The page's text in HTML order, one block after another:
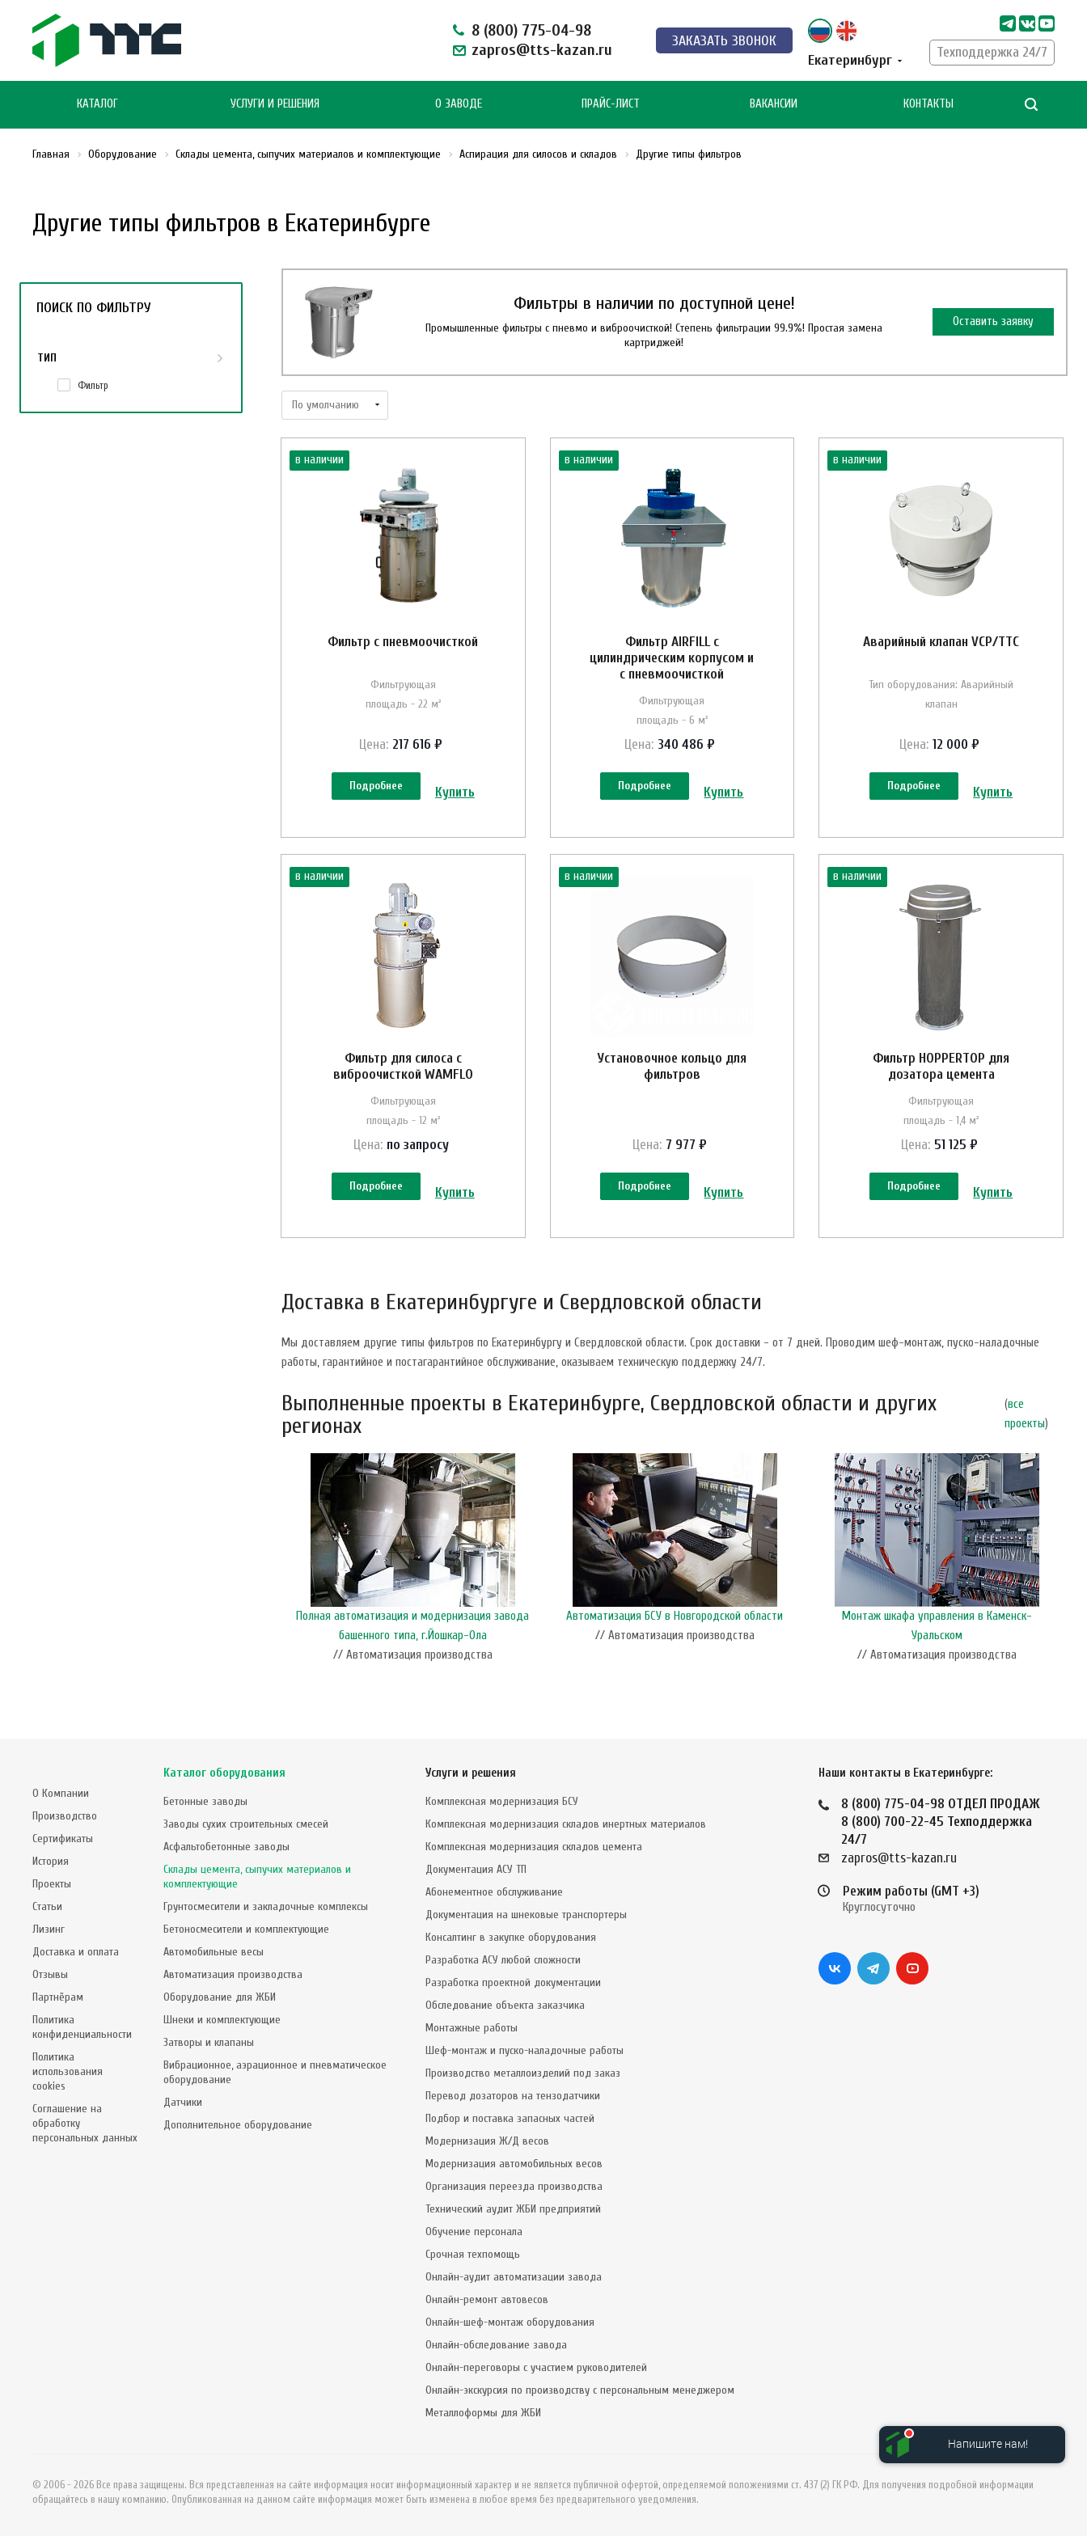
8 (800) 775-04-98
zapros@tts-kazan.ru
ЗАКАЗАТЬ ЗВОНОК
Екатеринбург
Техподдержка 24/7
КАТАЛОГ УСЛУГИ И РЕШЕНИЯ О ЗАВОДЕ ПРАЙС-ЛИСТ ВАКАНСИИ КОНТАКТЫ
Другие типы фильтров в Екатеринбурге
Главная Оборудование Склады цемента, сыпучих материалов и комплектующие Аспирация для силосов и складов Другие типы фильтров
Фильтры в наличии по доступной цене!
Промышленные фильтры с пневмо и виброочисткой! Степень фильтрации 99.9%! Простая замена
картриджей!
Оставить заявку
в наличии
Фильтр с пневмоочисткой
Фильтрующая
площадь - 22 м²
Цена: 217 616 ₽
Подробнее Купить
в наличии
Фильтр AIRFILL с
цилиндрическим корпусом и
с пневмоочисткой
Фильтрующая
площадь - 6 м²
Цена: 340 486 ₽
Подробнее Купить
в наличии
Аварийный клапан VCP/ТТС
Тип оборудования: Аварийный
клапан
Цена: 12 000 ₽
Подробнее Купить
в наличии
Фильтр для силоса с
виброочисткой WAMFLO
Фильтрующая
площадь - 12 м²
Цена: по запросу
Подробнее Купить
в наличии
Установочное кольцо для
фильтров
Цена: 7 977 ₽
Подробнее Купить
в наличии
Фильтр HOPPERTOP для
дозатора цемента
Фильтрующая
площадь - 1,4 м²
Цена: 51 125 ₽
Подробнее Купить
Доставка в Екатеринбургуге и Свердловской области
Мы доставляем другие типы фильтров по Екатеринбургу и Свердловской области. Срок доставки - от 7 дней. Проводим шеф-монтаж, пуско-наладочные
работы, гарантийное и постагарантийное обслуживание, оказываем техническую поддержку 24/7.
Выполненные проекты в Екатеринбурге, Свердловской области и других
регионах
(все
проекты)
Полная автоматизация и модернизация завода
башенного типа, г.Йошкар-Ола
// Автоматизация производства
Автоматизация БСУ в Новгородской области
// Автоматизация производства
Монтаж шкафа управления в Каменск-
Уральском
// Автоматизация производства
ПОИСК ПО ФИЛЬТРУ
ТИП
Фильтр
О Компании
Производство
Сертификаты
История
Проекты
Статьи
Лизинг
Доставка и оплата
Отзывы
Партнёрам
Политика
конфиденциальности
Политика
использования
cookies
Соглашение на
обработку
персональных данных
Каталог оборудования
Бетонные заводы
Заводы сухих строительных смесей
Асфальтобетонные заводы
Склады цемента, сыпучих материалов и
комплектующие
Грунтосмесители и закладочные комплексы
Бетоносмесители и комплектующие
Автомобильные весы
Автоматизация производства
Оборудование для ЖБИ
Шнеки и комплектующие
Затворы и клапаны
Вибрационное, аэрационное и пневматическое
оборудование
Датчики
Дополнительное оборудование
Услуги и решения
Комплексная модернизация БСУ
Комплексная модернизация складов инертных материалов
Комплексная модернизация складов цемента
Документация АСУ ТП
Абонементное обслуживание
Документация на шнековые транспортеры
Консалтинг в закупке оборудования
Разработка АСУ любой сложности
Разработка проектной документации
Обследование объекта заказчика
Монтажные работы
Шеф-монтаж и пуско-наладочные работы
Производство металлоизделий под заказ
Перевод дозаторов на тензодатчики
Подбор и поставка запасных частей
Модернизация Ж/Д весов
Модернизация автомобильных весов
Организация переезда производства
Технический аудит ЖБИ предприятий
Обучение персонала
Срочная техпомощь
Онлайн-аудит автоматизации завода
Онлайн-ремонт автовесов
Онлайн-шеф-монтаж оборудования
Онлайн-обследование завода
Онлайн-переговоры с участием руководителей
Онлайн-экскурсия по производству с персональным менеджером
Металлоформы для ЖБИ
Наши контакты в Екатеринбурге:
8 (800) 775-04-98 ОТДЕЛ ПРОДАЖ
8 (800) 700-22-45 Техподдержка
24/7
zapros@tts-kazan.ru
Режим работы (GMT +3)
Круглосуточно
© 2006 - 2026 Все права защищены. Вся представленная на сайте информация носит информационный характер и не является публичной офертой, определяемой положениями ст. 437 (2) ГК РФ. Для получения подробной информации
обращайтесь в нашу компанию. Опубликованная на данном сайте информация может быть изменена в любое время без предварительного уведомления.
Напишите нам!